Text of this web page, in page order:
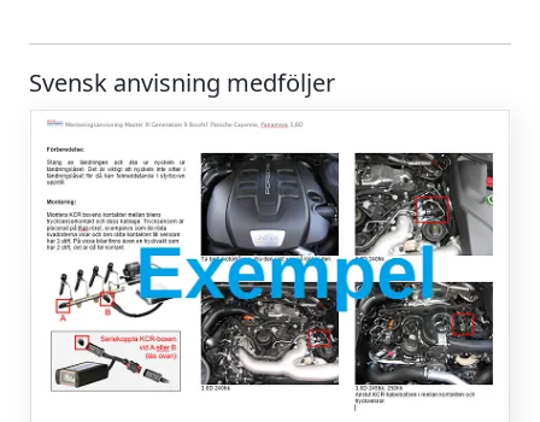
Svensk anvisning medföljer